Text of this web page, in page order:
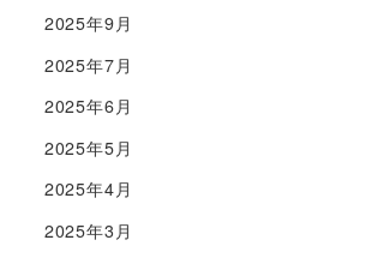
2025年9月
2025年7月
2025年6月
2025年5月
2025年4月
2025年3月